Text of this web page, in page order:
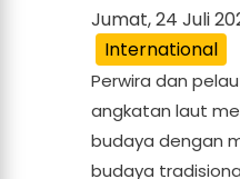
Jumat, 24 Juli
International
Perwira dan
angkatan laut
budaya dengan
budaya